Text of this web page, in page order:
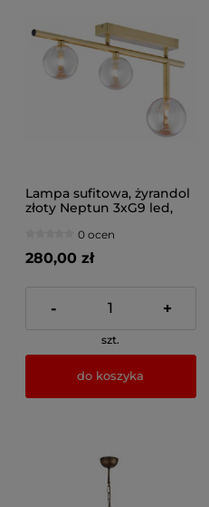
Lampa sufitowa, żyrandol
złoty Neptun 3xG9 led,
0 ocen
280,00 zł
- +
szt.
do koszyka